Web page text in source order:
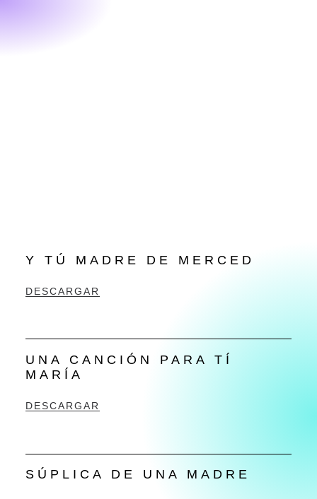
Y TÚ MADRE DE MERCED
DESCARGAR
UNA CANCIÓN PARA TÍ
MARÍA
DESCARGAR
SÚPLICA DE UNA MADRE